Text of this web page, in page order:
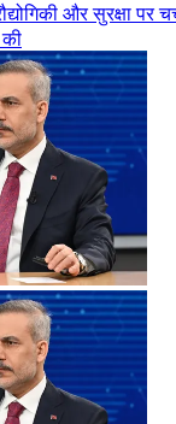
और सुरक्षा